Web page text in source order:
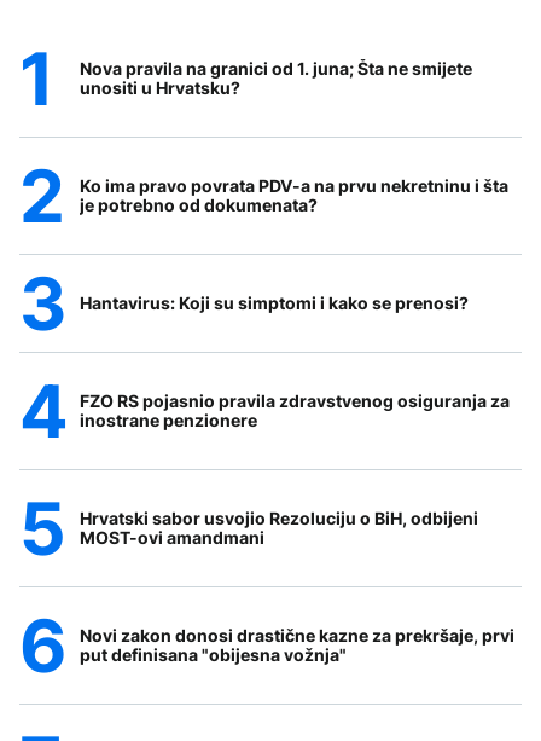
Nova pravila na granici od 1. juna; Šta ne smijete
unositi u Hrvatsku?
Ko ima pravo povrata PDV-a na prvu nekretninu i šta
je potrebno od dokumenata?
Hantavirus: Koji su simptomi i kako se prenosi?
FZO RS pojasnio pravila zdravstvenog osiguranja za
inostrane penzionere
Hrvatski sabor usvojio Rezoluciju o BiH, odbijeni
MOST-ovi amandmani
Novi zakon donosi drastične kazne za prekršaje, prvi
put definisana "obijesna vožnja"